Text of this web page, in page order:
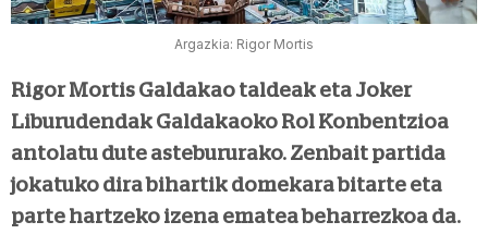
Argazkia: Rigor Mortis
Rigor Mortis Galdakao taldeak eta Joker
Liburudendak Galdakaoko Rol Konbentzioa
antolatu dute astebururako. Zenbait partida
jokatuko dira bihartik domekara bitarte eta
parte hartzeko izena ematea beharrezkoa da.